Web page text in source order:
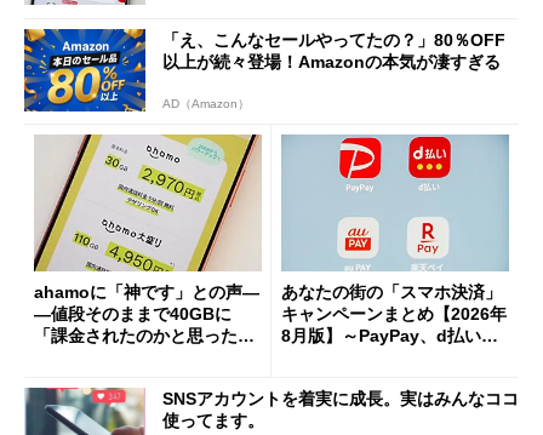
「え、こんなセールやってたの？」80％OFF
以上が続々登場！Amazonの本気が凄すぎる
AD（Amazon）
ahamoに「神です」との声―
―値段そのままで40GBに
「課金されたのかと思った」
あなたの街の「スマホ決済」
キャンペーンまとめ【2026年
8月版】～PayPay、d払い、a
SNSアカウントを着実に成長。実はみんなココ
使ってます。